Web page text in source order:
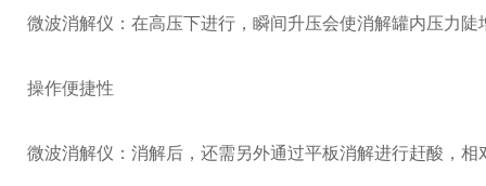
微波消解仪：在高压下进行，瞬间升压会使消解罐内压力
操作便捷性
微波消解仪：消解后，还需另外通过平板消解进行赶酸，